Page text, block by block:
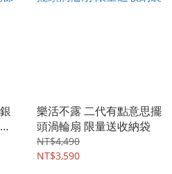
樂活不露 二代有點意思擺
頭渦輪扇 限量送收納袋
NT$4,490
NT$3,590